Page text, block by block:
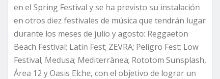
en el Spring Festival y se ha previsto su instalación
en otros diez festivales de música que tendrán lugar
durante los meses de julio y agosto: Reggaeton
Beach Festival; Latin Fest; ZEVRA; Peligro Fest; Low
Festival; Medusa; Mediterrànea; Rototom Sunsplash,
Área 12 y Oasis Elche, con el objetivo de lograr un